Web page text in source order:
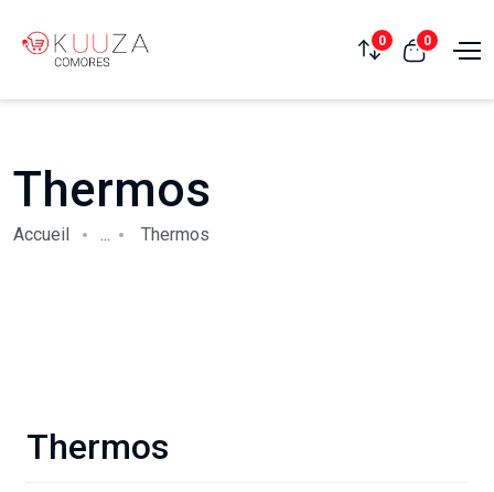
0 0
Thermos
Accueil ... Thermos
Thermos